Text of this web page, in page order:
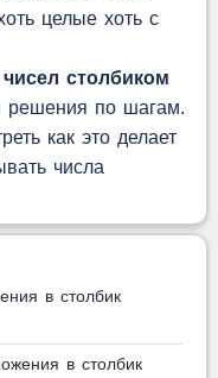
целые хоть с
столбиком
решения по шагам.
как это делает
числа
в столбик
в столбик